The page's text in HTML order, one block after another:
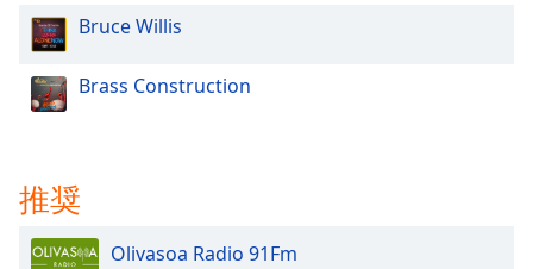
Opacity
Font
Size
Edge
Bruce Willis
Brass Construction
推奨
Olivasoa Radio 91Fm